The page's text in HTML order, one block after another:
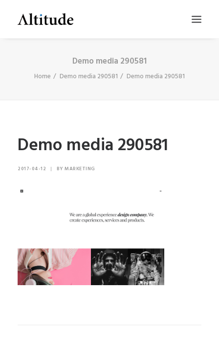
Demo media 290581
Home Demo media 290581 Demo media 290581
Demo media 290581
2017-04-12 | BY MARKETING